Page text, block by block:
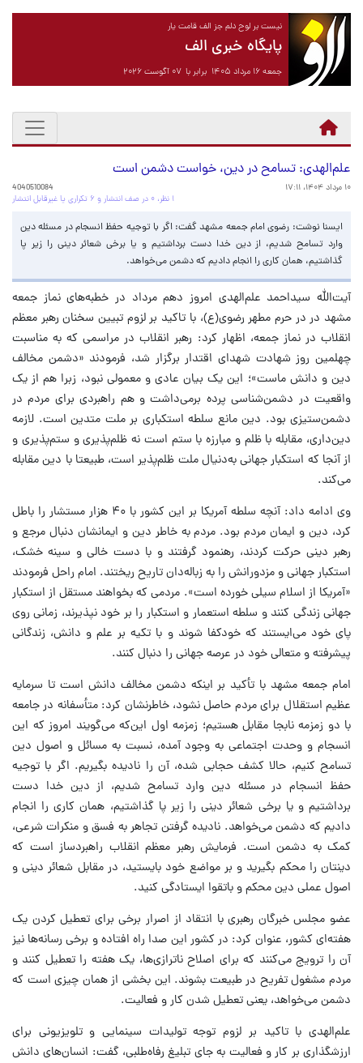
نیست بر لوح دلم جز الف قامت یار
پایگاه خبری الف
جمعه ۱۶ مرداد ۱۴۰۵ برابر با ۰۷ آگوست ۲۰۲۶
علم‌الهدی: تسامح در دین، خواست دشمن است
۱۰ مرداد ۱۴۰۴، ۱۷:۱۱
4040510084
۱ نظر، ۰ در صف انتشار و ۶ تکراری یا غیرقابل انتشار
ایسنا نوشت: رضوی امام جمعه مشهد گفت: اگر با توجیه حفظ انسجام در مسئله دین
وارد تسامح شدیم، از دین خدا دست برداشتیم و یا برخی شعائر دینی را زیر پا
گذاشتیم، همان کاری را انجام دادیم که دشمن می‌خواهد.
آیت‌الله سیداحمد علم‌الهدی امروز دهم مرداد در خطبه‌های نماز جمعه
مشهد در در حرم مطهر رضوی(ع)، با تاکید بر لزوم تبیین سخنان رهبر معظم
انقلاب در نماز جمعه، اظهار کرد: رهبر انقلاب در مراسمی که به مناسبت
چهلمین روز شهادت شهدای اقتدار برگزار شد، فرمودند «دشمن مخالف
دین و دانش ماست»؛ این یک بیان عادی و معمولی نبود، زبرا هم از یک
واقعیت در دشمن‌شناسی پرده برمی‌داشت و هم راهبردی برای مردم در
دشمن‌ستیزی بود. دین مانع سلطه استکباری بر ملت متدین است. لازمه
دین‌داری، مقابله با ظلم و مبارزه با ستم است نه ظلم‌پذیری و ستم‌پذیری و
از آنجا که استکبار جهانی به‌دنیال ملت ظلم‌پذیر است، طبیعتا با دین مقابله
می‌کند.
وی ادامه داد: آنچه سلطه آمریکا بر این کشور با ۴۰ هزار مستشار را باطل
کرد، دین و ایمان مردم بود. مردم به خاطر دین و ایمانشان دنبال مرجع و
رهبر دینی حرکت کردند، رهنمود گرفتند و با دست خالی و سینه خشک،
استکبار جهانی و مزدورانش را به زباله‌دان تاریح ریختند. امام راحل فرمودند
«آمریکا از اسلام سیلی خورده است». مردمی که بخواهند مستقل از استکبار
جهانی زندگی کنند و سلطه استعمار و استکبار را بر خود نپذیرند، زمانی روی
پای خود می‌ایستند که خودکفا شوند و با تکیه بر علم و دانش، زندگانی
پیشرفته و متعالی خود در عرصه جهانی را دنبال کنند.
امام جمعه مشهد با تأکید بر اینکه دشمن مخالف دانش است تا سرمایه
عظیم استقلال برای مردم حاصل نشود، خاطرنشان کرد: متأسفانه در جامعه
با دو زمزمه نابجا مقابل هستیم؛ زمزمه اول این‌که می‌گویند امروز که این
انسجام و وحدت اجتماعی به وجود آمده، نسبت به مسائل و اصول دین
تسامح کنیم، حالا کشف حجابی شده، آن را نادیده بگیریم. اگر با توجیه
حفظ انسجام در مسئله دین وارد تسامح شدیم، از دین خدا دست
برداشتیم و یا برخی شعائر دینی را زیر پا گذاشتیم، همان کاری را انجام
دادیم که دشمن می‌خواهد. نادیده گرفتن تجاهر به فسق و منکرات شرعی،
کمک به دشمن است. فرمایش رهبر معظم انقلاب راهبردساز است که
دینتان را محکم بگیرید و بر مواضع خود بایستید، در مقابل شعائر دینی و
اصول عملی دین محکم و باتقوا ایستادگی کنید.
عضو مجلس خبرگان رهبری با انتقاد از اصرار برخی برای تعطیل کردن یک
هفته‌ای کشور، عنوان کرد: در کشور این صدا راه افتاده و برخی رسانه‌ها نیز
آن را ترویج می‌کنند که برای اصلاح ناترازی‌ها، یک هفته را تعطیل کنند و
مردم مشغول تفریح در طبیعت بشوند. این بخشی از همان چیزی است که
دشمن می‌خواهد، یعنی تعطیل شدن کار و فعالیت.
علم‌الهدی با تاکید بر لزوم توجه تولیدات سینمایی و تلویزیونی برای
ارزشگذاری بر کار و فعالیت به جای تبلیغ رفاه‌طلبی، گفت: انسان‌های دانش